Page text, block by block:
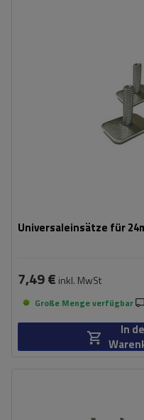
Universaleinsätze für
7,49 € inkl. MwSt
Große Menge verfügbar
In